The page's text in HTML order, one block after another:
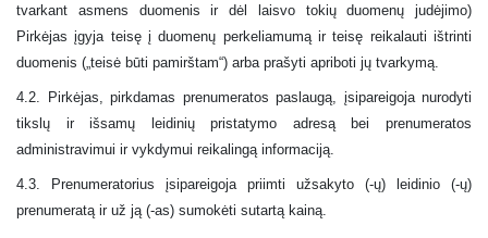
tvarkant asmens duomenis ir dėl laisvo tokių duomenų judėjimo)
Pirkėjas įgyja teisę į duomenų perkeliamumą ir teisę reikalauti ištrinti
duomenis („teisė būti pamirštam“) arba prašyti apriboti jų tvarkymą.
4.2. Pirkėjas, pirkdamas prenumeratos paslaugą, įsipareigoja nurodyti
tikslų ir išsamų leidinių pristatymo adresą bei prenumeratos
administravimui ir vykdymui reikalingą informaciją.
4.3. Prenumeratorius įsipareigoja priimti užsakyto (-ų) leidinio (-ų)
prenumeratą ir už ją (-as) sumokėti sutartą kainą.